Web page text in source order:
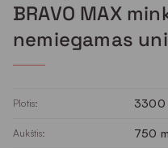
BRAVO MAX
nemiegamas
Plotis: 3300
Aukštis: 750